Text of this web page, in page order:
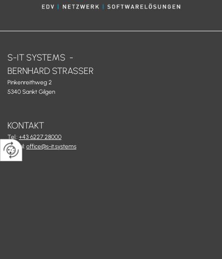
S-IT SYSTEMS -
BERNHARD STRASSER
Pinkenreithweg 2
5340 Sankt Gilgen
KONTAKT
Tel.: +43 6227 28000
E-Mail: office@s-it.systems